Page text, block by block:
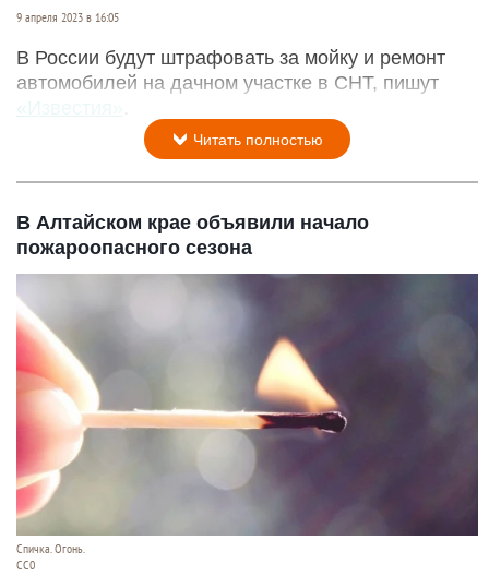
9 апреля 2023 в 16:05
В России будут штрафовать за мойку и ремонт
автомобилей на дачном участке в СНТ, пишут
«Известия»
Читать полностью
В Алтайском крае объявили начало
пожароопасного сезона
Спичка. Огонь.
СС0